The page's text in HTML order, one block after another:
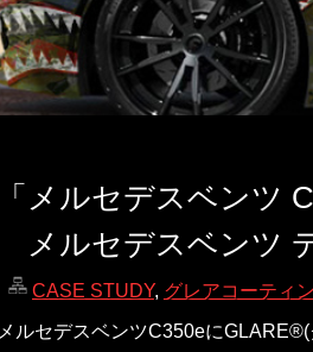
「メルセデスベンツ
メルセデスベンツ
CASE STUDY, グレアコーティ
メルセデスベンツC350eに